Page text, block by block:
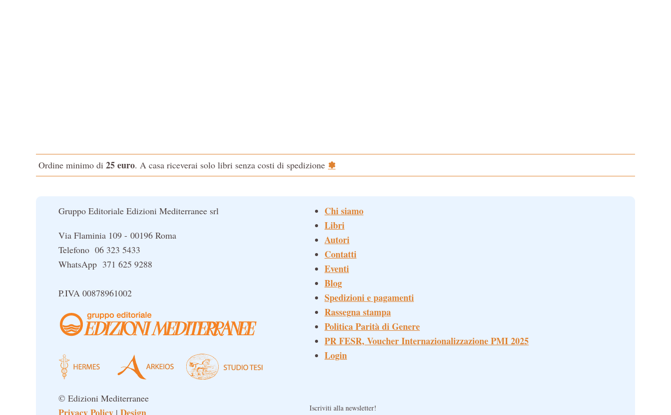
Ordine minimo di 25 euro. A casa riceverai solo libri senza costi di spedizione ✽
Gruppo Editoriale Edizioni Mediterranee srl
Via Flaminia 109 - 00196 Roma
Telefono 06 323 5433
WhatsApp 371 625 9288
P.IVA 00878961002
© Edizioni Mediterranee
|
Chi siamo
Libri
Autori
Contatti
Eventi
Blog
Spedizioni e pagamenti
Rassegna stampa
Politica Parità di Genere
PR FESR, Voucher Internazionalizzazione PMI 2025
Login
Iscriviti alla newsletter!